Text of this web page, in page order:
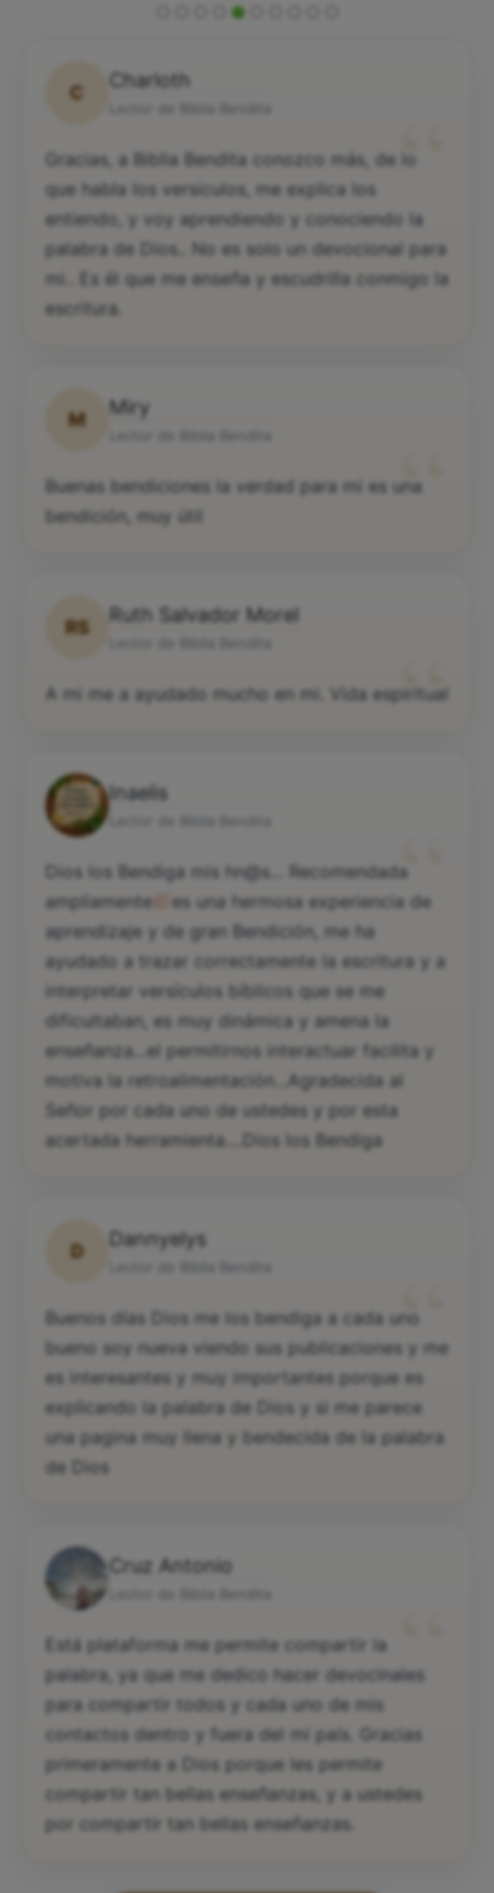
C
Charloth
“
Gracias, a Biblia Bendita conozco más, de lo
que habla los versiculos, me explica los
entiendo, y voy aprendiendo y conociendo la
palabra de Dios.. No es solo un devocional para
mi.. Es él que me enseña y escudrilla conmigo la
escritura.
M
Miry
“
Buenas bendiciones la verdad para mi es una
bendición, muy útil
RS
Ruth Salvador Morel
“
A mi me a ayudado mucho en mi. Vida espiritual
Inaelis
“
Dios los Bendiga mis hn@s... Recomendada
ampliamente
es una hermosa experiencia de
aprendizaje y de gran Bendición, me ha
ayudado a trazar correctamente la escritura y a
interpretar versículos bíblicos que se me
dificultaban, es muy dinámica y amena la
enseñanza...el permitirnos interactuar facilita y
motiva la retroalimentación...Agradecida al
Señor por cada uno de ustedes y por esta
acertada herramienta....Dios los Bendiga
D
Dannyelys
“
Buenos días Dios me los bendiga a cada uno
bueno soy nueva viendo sus publicaciones y me
es interesantes y muy importantes porque es
explicando la palabra de Dios y si me parece
una pagina muy llena y bendecida de la palabra
de Dios
Cruz Antonio
“
Está plataforma me permite compartir la
palabra, ya que me dedico hacer devocinales
para compartir todos y cada uno de mis
contactos dentro y fuera del mi país. Gracias
primeramente a Dios porque les permite
compartir tan bellas enseñanzas, y a ustedes
por compartir tan bellas enseñanzas.